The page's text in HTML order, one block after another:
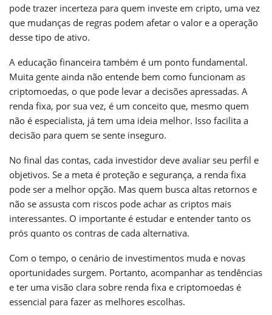
pode trazer incerteza para quem investe em cripto, uma vez
que mudanças de regras podem afetar o valor e a operação
desse tipo de ativo.
A educação financeira também é um ponto fundamental.
Muita gente ainda não entende bem como funcionam as
criptomoedas, o que pode levar a decisões apressadas. A
renda fixa, por sua vez, é um conceito que, mesmo quem
não é especialista, já tem uma ideia melhor. Isso facilita a
decisão para quem se sente inseguro.
No final das contas, cada investidor deve avaliar seu perfil e
objetivos. Se a meta é proteção e segurança, a renda fixa
pode ser a melhor opção. Mas quem busca altas retornos e
não se assusta com riscos pode achar as criptos mais
interessantes. O importante é estudar e entender tanto os
prós quanto os contras de cada alternativa.
Com o tempo, o cenário de investimentos muda e novas
oportunidades surgem. Portanto, acompanhar as tendências
e ter uma visão clara sobre renda fixa e criptomoedas é
essencial para fazer as melhores escolhas.